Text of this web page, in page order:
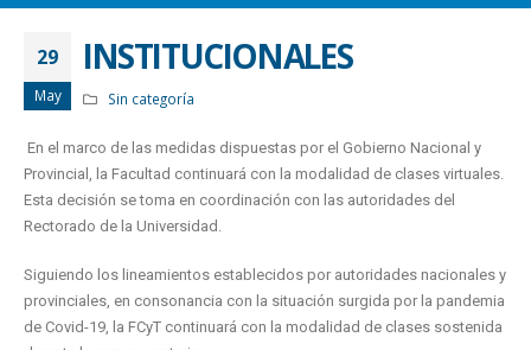
29
May
INSTITUCIONALES
Sin categoría
En el marco de las medidas dispuestas por el Gobierno Nacional y
Provincial, la Facultad continuará con la modalidad de clases virtuales.
Esta decisión se toma en coordinación con las autoridades del
Rectorado de la Universidad.
Siguiendo los lineamientos establecidos por autoridades nacionales y
provinciales, en consonancia con la situación surgida por la pandemia
de Covid-19, la FCyT continuará con la modalidad de clases sostenida